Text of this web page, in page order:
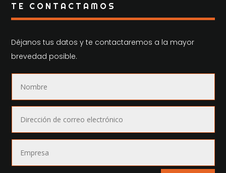
TE CONTACTAMOS
Déjanos tus datos y te contactaremos a la mayor
brevedad posible.